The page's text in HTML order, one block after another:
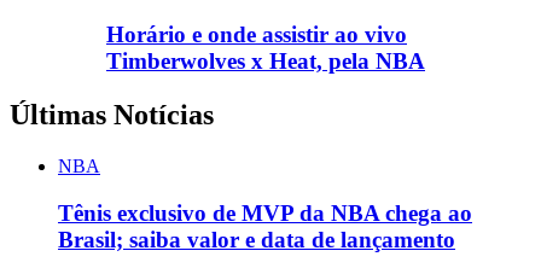
Horário e onde assistir ao vivo
Timberwolves x Heat, pela NBA
Últimas Notícias
NBA
Tênis exclusivo de MVP da NBA chega ao
Brasil; saiba valor e data de lançamento